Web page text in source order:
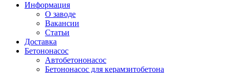
Информация
О заводе
Вакансии
Статьи
Доставка
Бетононасос
Автобетононасос
Бетононасос для керамзитобетона